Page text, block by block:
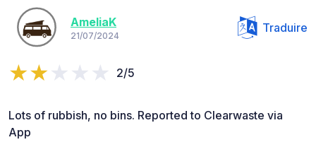
AmeliaK
21/07/2024
Traduire
2/5
Lots of rubbish, no bins. Reported to Clearwaste via
App